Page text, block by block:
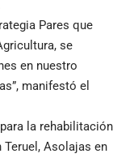
Pares que
se
en nuestro
manifestó el
la rehabilitación
Asolajas en